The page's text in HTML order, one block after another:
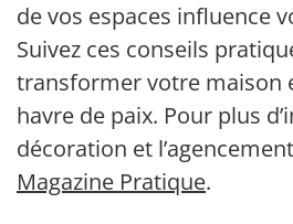
de vos espaces influence
Suivez ces conseils
transformer votre maison
havre de paix. Pour plus
décoration et
Magazine Pratique.